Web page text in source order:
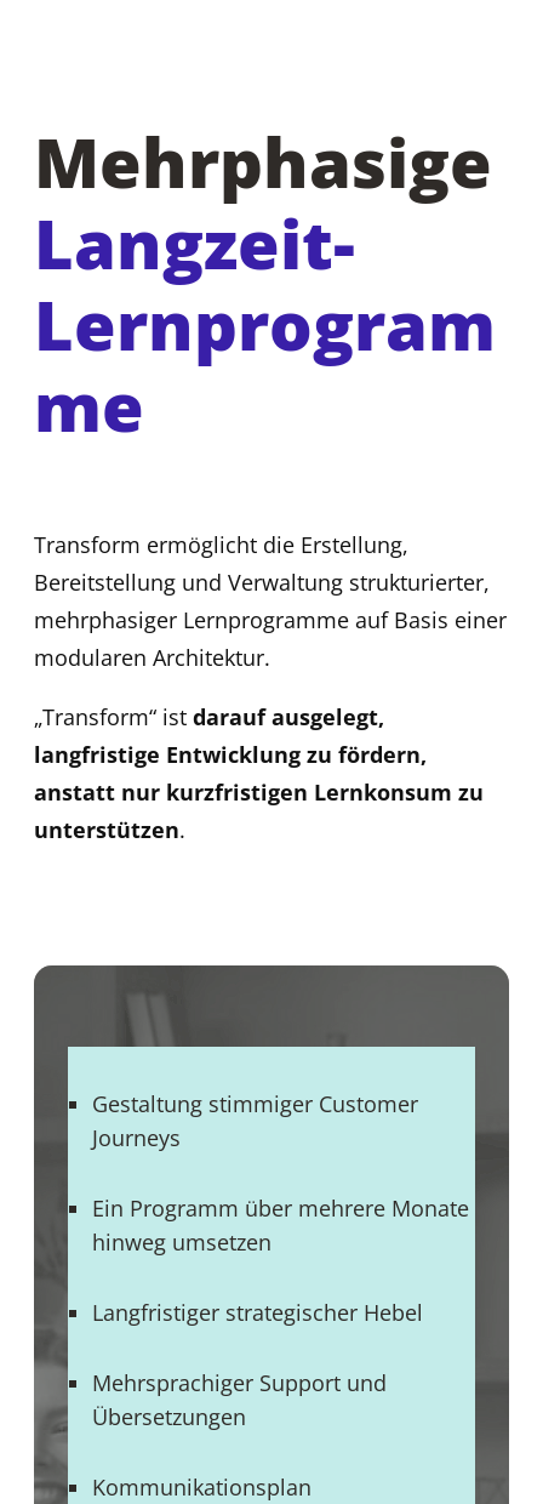
Mehrphasige
Langzeit-
Lernprogram
me
Transform ermöglicht die Erstellung,
Bereitstellung und Verwaltung strukturierter,
mehrphasiger Lernprogramme auf Basis einer
modularen Architektur.
„Transform“ ist darauf ausgelegt,
langfristige Entwicklung zu fördern,
anstatt nur kurzfristigen Lernkonsum zu
unterstützen.
Gestaltung stimmiger Customer
Journeys
Ein Programm über mehrere Monate
hinweg umsetzen
Langfristiger strategischer Hebel
Mehrsprachiger Support und
Übersetzungen
Kommunikationsplan